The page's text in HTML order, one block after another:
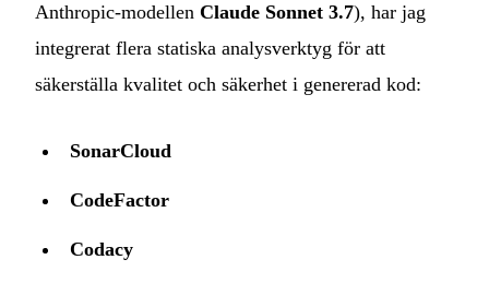
Anthropic‑modellen Claude Sonnet 3.7), har jag
integrerat flera statiska analysverktyg för att
säkerställa kvalitet och säkerhet i genererad kod:
SonarCloud
CodeFactor
Codacy